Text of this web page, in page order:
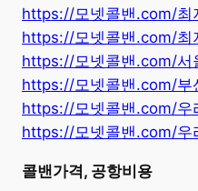
https://모넷콜밴.com/최
https://모넷콜밴.com/최
https://모넷콜밴.com/서
https://모넷콜밴.com/부
https://모넷콜밴.com/우
https://모넷콜밴.com/우
콜밴가격, 공항비용